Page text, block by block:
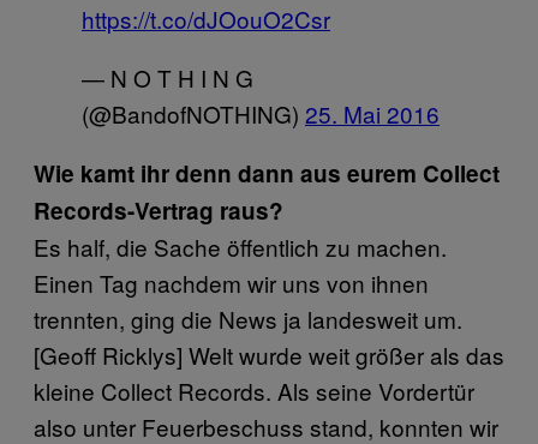
https://t.co/dJOouO2Csr
— N O T H I N G
(@BandofNOTHING) 25. Mai 2016
Wie kamt ihr denn dann aus eurem Collect
Records-Vertrag raus?
Es half, die Sache öffentlich zu machen.
Einen Tag nachdem wir uns von ihnen
trennten, ging die News ja landesweit um.
[Geoff Ricklys] Welt wurde weit größer als das
kleine Collect Records. Als seine Vordertür
also unter Feuerbeschuss stand, konnten wir